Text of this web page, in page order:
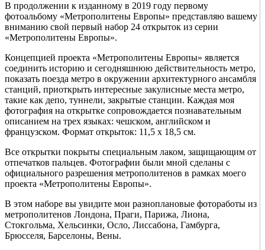
В продолжении к изданному в 2019 году первому
фотоальбому «Метрополитены Европы» представляю вашему
вниманию свой первый набор 24 открыток из серии
«Метрополитены Европы».
Концепцией проекта «Метрополитены Европы» является
соединить историю и сегодняшнюю действительность метро,
показать поезда метро в окружении архитектурного ансамбля
станций, приоткрыть интересные закулисные места метро,
такие как депо, туннели, закрытые станции. Каждая моя
фотография на открытке сопровождается познавательным
описанием на трех языках: чешском, английском и
французском. Формат открыток: 11,5 x 18,5 см.
Все открытки покрыты специальным лаком, защищающим от
отпечатков пальцев. Фотографии были мной сделаны с
официального разрешения метрополитенов в рамках моего
проекта «Метрополитены Европы».
В этом наборе вы увидите мои разноплановые фотоработы из
метрополитенов Лондона, Праги, Парижа, Лиона,
Стокгольма, Хельсинки, Осло, Лиссабона, Гамбурга,
Брюсселя, Барселоны, Вены.